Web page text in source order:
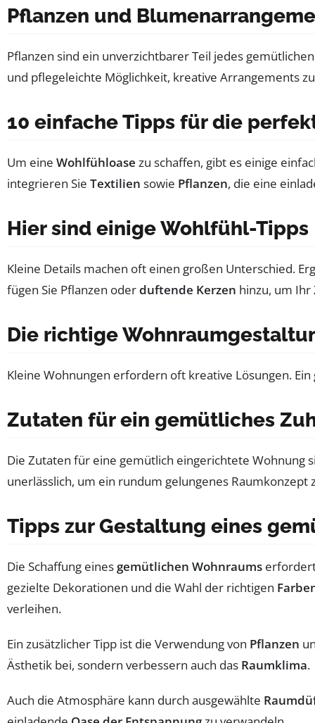
Pflanzen und
Pflanzen sind ein unverzichtbarer Teil jedes
und pflegeleichte Möglichkeit, kreative Arrangements
10 einfache Tipps für die
Um eine Wohlfühloase zu schaffen, gibt es einige
integrieren Sie Textilien sowie Pflanzen, die eine
Hier sind einige Wohlfühl-Tipps
Kleine Details machen oft einen großen Unterschied.
fügen Sie Pflanzen oderduftende Kerzen hinzu, um Ihr
Die richtige
Kleine Wohnungen erfordern oft kreative Lösungen.
Zutaten für ein gemütliches
Die Zutaten für eine gemütlich eingerichtete Wohnung
unerlässlich, um ein rundum gelungenes Raumkonzept
Tipps zur Gestaltung eines
Die Schaffung eines gemütlichen Wohnraums
gezielte Dekorationen und die Wahl der richtigen
verleihen.
Ein zusätzlicher Tipp ist die Verwendung von Pflanzen
Ästhetik bei, sondern verbessern auch das Raumklima.
Auch die Atmosphäre kann durch ausgewählte